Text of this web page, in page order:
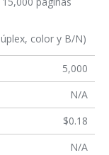
color y B/N)
5,000
N/A
$0.18
N/A